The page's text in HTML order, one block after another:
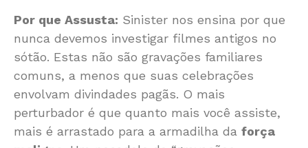
Por que Assusta: Sinister nos ensina por que
nunca devemos investigar filmes antigos no
sótão. Estas não são gravações familiares
comuns, a menos que suas celebrações
envolvam divindades pagãs. O mais
perturbador é que quanto mais você assiste,
mais é arrastado para a armadilha da força